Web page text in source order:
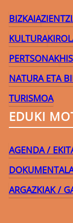
BIZKAIA
KULTURA
PERTSONAK
NATURA ETA
TURISMOA
EDUKI
AGENDA /
ARGAZKIAK /